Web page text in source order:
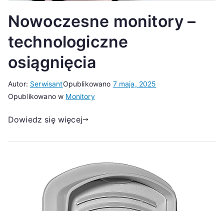
Nowoczesne monitory –
technologiczne
osiągnięcia
Autor: SerwisantOpublikowano 7 maja, 2025
Opublikowano w Monitory
Dowiedz się więcej